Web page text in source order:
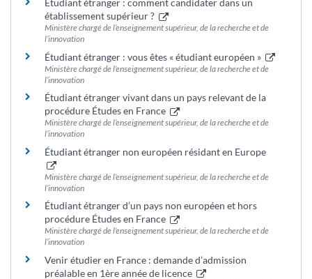
Étudiant étranger : comment candidater dans un
établissement supérieur ?
Ministère chargé de l’enseignement supérieur, de la recherche et de
l’innovation
Étudiant étranger : vous êtes « étudiant européen »
Ministère chargé de l’enseignement supérieur, de la recherche et de
l’innovation
Étudiant étranger vivant dans un pays relevant de la
procédure Études en France
Ministère chargé de l’enseignement supérieur, de la recherche et de
l’innovation
Étudiant étranger non européen résidant en Europe
Ministère chargé de l’enseignement supérieur, de la recherche et de
l’innovation
Étudiant étranger d’un pays non européen et hors
procédure Études en France
Ministère chargé de l’enseignement supérieur, de la recherche et de
l’innovation
Venir étudier en France : demande d’admission
préalable en 1ère année de licence